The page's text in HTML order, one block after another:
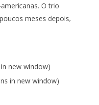
O trio
meses depois,
new window)
in new window)